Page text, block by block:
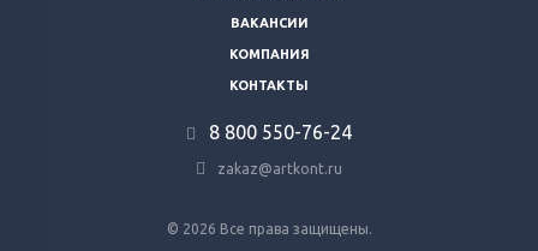
ВАКАНСИИ
КОМПАНИЯ
КОНТАКТЫ
8 800 ‎550-76-24
zakaz@artkont.ru
© 2026 Все права защищены.